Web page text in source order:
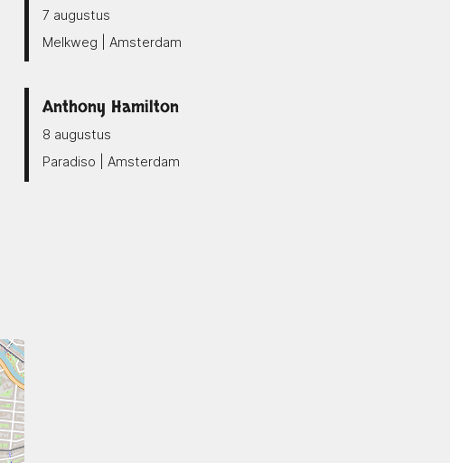
7 augustus
Melkweg | Amsterdam
Anthony Hamilton
8 augustus
Paradiso | Amsterdam